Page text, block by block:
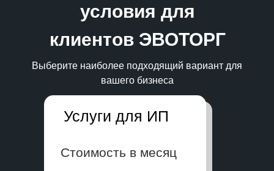
условия для
клиентов ЭВОТОРГ
Выберите наиболее подходящий вариант для
вашего бизнеса
Стоимость в месяц
Услуги для ИП